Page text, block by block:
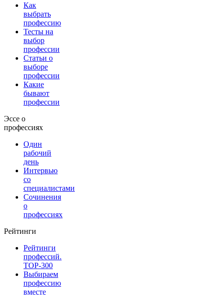
Как
выбрать
профессию
Тесты на
выбор
профессии
Статьи о
выборе
профессии
Какие
бывают
профессии
Эссе о
профессиях
Один
рабочий
день
Интервью
со
специалистами
Сочинения
о
профессиях
Рейтинги
Рейтинги
профессий.
TOP-300
Выбираем
профессию
вместе